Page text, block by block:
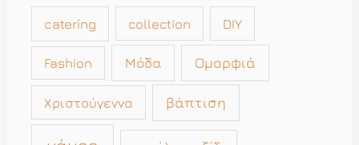
catering collection DIY
Fashion Μόδα Ομορφιά
Χριστούγεννα βάπτιση